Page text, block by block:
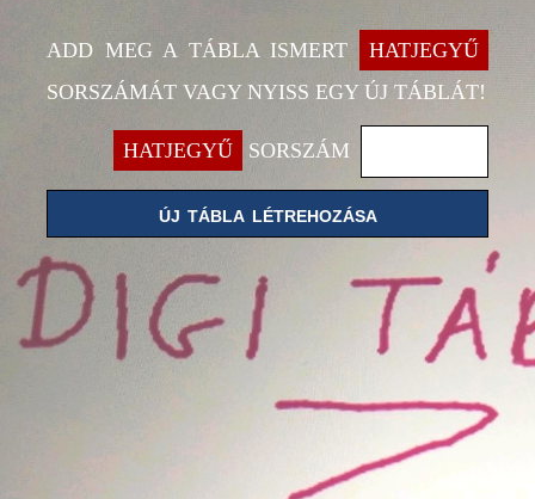
ADD MEG A TÁBLA ISMERT HATJEGYŰ
SORSZÁMÁT VAGY NYISS EGY ÚJ TÁBLÁT!
HATJEGYŰ SORSZÁM